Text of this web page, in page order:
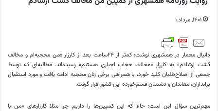
۱۴۰۱, مرداد ۱
دانیال معمار در همشهری نوشت: کمتر از ۲۴ساعت بعد از کارزار «من محجبه‌ام و مخالف
گشت ارشادم» به کارزار «مخالف حجاب اجباری هستیم» رسیده‌اند. مطالبه‌ای که توسط
جمعی از اصلاح‌طلبان کلید خورد، با همراهی برخی زنان محجبه ادامه یافت و مورد استقبال
براندازان، معاندان و دشمنان قسم‌خورده این کشور قرار گرفت.
مهم‌ترین سؤال این است: حالا که این کمپین‌ها را داریم چرا مثلا کارزارهای «من با